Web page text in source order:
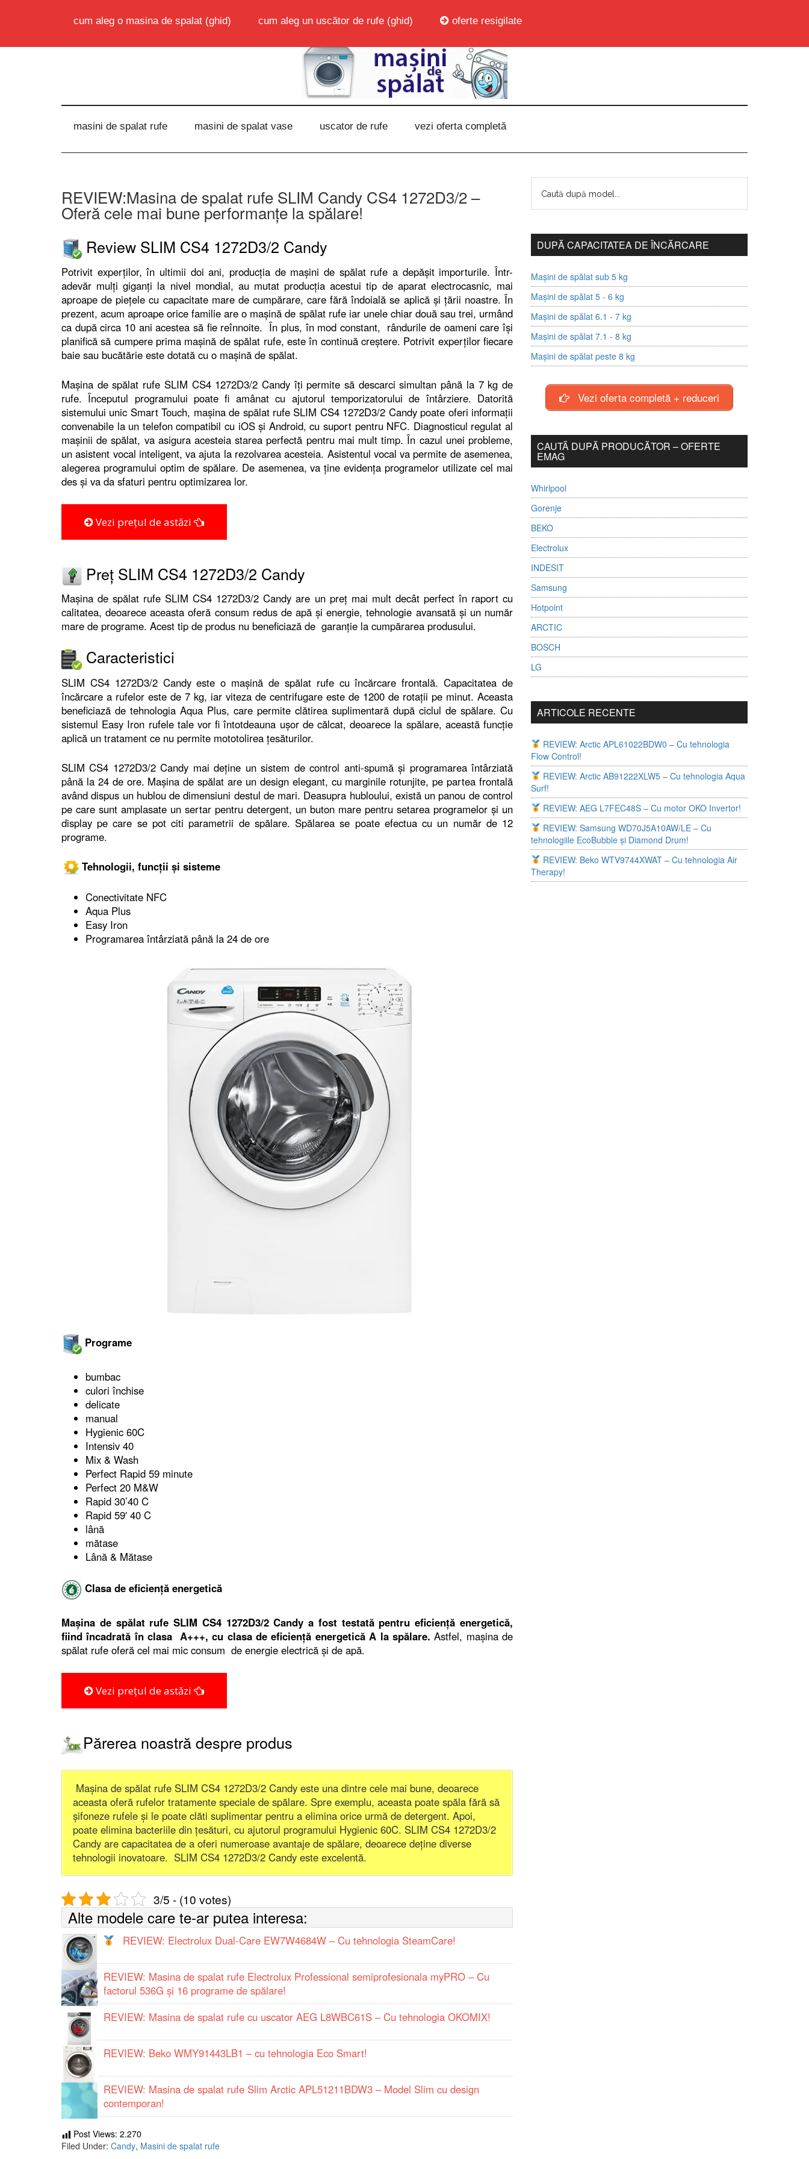
cum aleg o masina de spalat (ghid) cum aleg un uscător de rufe (ghid) oferte resigilate
masini de spalat rufe masini de spalat vase uscator de rufe vezi oferta completă
REVIEW:Masina de spalat rufe SLIM Candy CS4 1272D3/2 –
Oferă cele mai bune performanțe la spălare!
Review SLIM CS4 1272D3/2 Candy
Potrivit experților, în ultimii doi ani, producția de mașini de spălat rufe a depășit importurile. Într-
adevăr mulți giganți la nivel mondial, au mutat producția acestui tip de aparat electrocasnic, mai
aproape de piețele cu capacitate mare de cumpărare, care fără îndoială se aplică și țării noastre. În
prezent, acum aproape orice familie are o mașină de spălat rufe iar unele chiar două sau trei, urmând
ca după circa 10 ani acestea să fie reînnoite. În plus, în mod constant, rândurile de oameni care își
planifică să cumpere prima mașină de spălat rufe, este în continuă creștere. Potrivit experților fiecare
baie sau bucătărie este dotată cu o mașină de spălat.
Mașina de spălat rufe SLIM CS4 1272D3/2 Candy îți permite să descarci simultan până la 7 kg de
rufe. Începutul programului poate fi amânat cu ajutorul temporizatorului de întârziere. Datorită
sistemului unic Smart Touch, mașina de spălat rufe SLIM CS4 1272D3/2 Candy poate oferi informații
convenabile la un telefon compatibil cu iOS și Android, cu suport pentru NFC. Diagnosticul regulat al
mașinii de spălat, va asigura acesteia starea perfectă pentru mai mult timp. În cazul unei probleme,
un asistent vocal inteligent, va ajuta la rezolvarea acesteia. Asistentul vocal va permite de asemenea,
alegerea programului optim de spălare. De asemenea, va ține evidența programelor utilizate cel mai
des și va da sfaturi pentru optimizarea lor.
Vezi prețul de astăzi
Preț SLIM CS4 1272D3/2 Candy
Mașina de spălat rufe SLIM CS4 1272D3/2 Candy are un preț mai mult decât perfect în raport cu
calitatea, deoarece aceasta oferă consum redus de apă și energie, tehnologie avansată și un număr
mare de programe. Acest tip de produs nu beneficiază de garanție la cumpărarea produsului.
Caracteristici
SLIM CS4 1272D3/2 Candy este o mașină de spălat rufe cu încărcare frontală. Capacitatea de
încărcare a rufelor este de 7 kg, iar viteza de centrifugare este de 1200 de rotații pe minut. Aceasta
beneficiază de tehnologia Aqua Plus, care permite clătirea suplimentară după ciclul de spălare. Cu
sistemul Easy Iron rufele tale vor fi întotdeauna ușor de călcat, deoarece la spălare, această funcție
aplică un tratament ce nu permite mototolirea țesăturilor.
SLIM CS4 1272D3/2 Candy mai deține un sistem de control anti-spumă și programarea întârziată
până la 24 de ore. Mașina de spălat are un design elegant, cu marginile rotunjite, pe partea frontală
având dispus un hublou de dimensiuni destul de mari. Deasupra hubloului, există un panou de control
pe care sunt amplasate un sertar pentru detergent, un buton mare pentru setarea programelor și un
display pe care se pot citi parametrii de spălare. Spălarea se poate efectua cu un număr de 12
programe.
Tehnologii, funcții și sisteme
Conectivitate NFC
Aqua Plus
Easy Iron
Programarea întârziată până la 24 de ore
Programe
bumbac
culori închise
delicate
manual
Hygienic 60C
Intensiv 40
Mix & Wash
Perfect Rapid 59 minute
Perfect 20 M&W
Rapid 30’40 C
Rapid 59′ 40 C
lână
mătase
Lână & Mătase
Clasa de eficiență energetică
Mașina de spălat rufe SLIM CS4 1272D3/2 Candy a fost testată pentru eficiență energetică,
fiind încadrată în clasa A+++, cu clasa de eficiență energetică A la spălare. Astfel, mașina de
spălat rufe oferă cel mai mic consum de energie electrică și de apă.
Vezi prețul de astăzi
Părerea noastră despre produs
Mașina de spălat rufe SLIM CS4 1272D3/2 Candy este una dintre cele mai bune, deoarece
aceasta oferă rufelor tratamente speciale de spălare. Spre exemplu, aceasta poate spăla fără să
șifoneze rufele și le poate clăti suplimentar pentru a elimina orice urmă de detergent. Apoi,
poate elimina bacteriile din țesături, cu ajutorul programului Hygienic 60C. SLIM CS4 1272D3/2
Candy are capacitatea de a oferi numeroase avantaje de spălare, deoarece deține diverse
tehnologii inovatoare. SLIM CS4 1272D3/2 Candy este excelentă.
3/5 - (10 votes)
Alte modele care te-ar putea interesa:
REVIEW: Electrolux Dual-Care EW7W4684W – Cu tehnologia SteamCare!
REVIEW: Masina de spalat rufe Electrolux Professional semiprofesionala myPRO – Cu
factorul 536G și 16 programe de spălare!
REVIEW: Masina de spalat rufe cu uscator AEG L8WBC61S – Cu tehnologia OKOMIX!
REVIEW: Beko WMY91443LB1 – cu tehnologia Eco Smart!
REVIEW: Masina de spalat rufe Slim Arctic APL51211BDW3 – Model Slim cu design
contemporan!
Post Views: 2.270
Filed Under: Candy, Masini de spalat rufe
DUPĂ CAPACITATEA DE ÎNCĂRCARE
Mașini de spălat sub 5 kg
Mașini de spălat 5 - 6 kg
Mașini de spălat 6.1 - 7 kg
Mașini de spălat 7.1 - 8 kg
Mașini de spălat peste 8 kg
Vezi oferta completă + reduceri
CAUTĂ DUPĂ PRODUCĂTOR – OFERTE
EMAG
Whirlpool
Gorenje
BEKO
Electrolux
INDESIT
Samsung
Hotpoint
ARCTIC
BOSCH
LG
ARTICOLE RECENTE
REVIEW: Arctic APL61022BDW0 – Cu tehnologia
Flow Control!
REVIEW: Arctic AB91222XLW5 – Cu tehnologia Aqua
Surf!
REVIEW: AEG L7FEC48S – Cu motor OKO Invertor!
REVIEW: Samsung WD70J5A10AW/LE – Cu
tehnologiile EcoBubble și Diamond Drum!
REVIEW: Beko WTV9744XWAT – Cu tehnologia Air
Therapy!